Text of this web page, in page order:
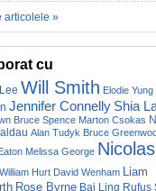
articolele »
cu
Will Smith Elodie Yung
Jennifer Connelly Shia
Bruce Spence Marton Csokas
Alan Tudyk Bruce
Melissa George Nicolas
William Hurt David Wenham Liam
Rose Byrne Bai Ling Rufus